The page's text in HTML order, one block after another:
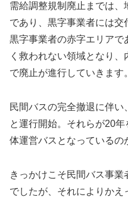
需給調整規制廃止までは
であり、黒字事業者には
黒字事業者の赤字エリアで
く救われない領域となり
で廃止が進行していきます。
民間バスの完全撤退に伴
と運行開始。それらが20
体運営バスとなっているの
きっかけこそ民間バス事
でしたが、それによりかえ